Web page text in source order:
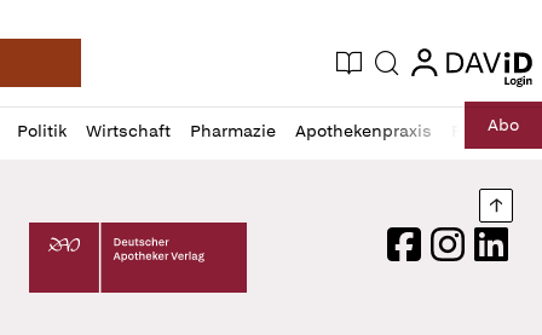
Deutsche Apotheker Zeitung
Aktuelle Ausgabe
Suche login
login
Politik Wirtschaft Pharmazie Apothekenpraxis RechtAbo
Profil
öffnen
Daz
Pur
Deutscher Apotheker Verlag Logo
FacebookInstagram